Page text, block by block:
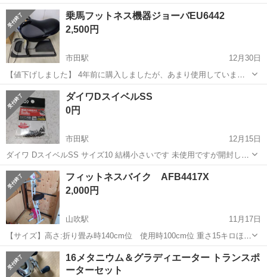
のになりますのでプラスチックの劣化はあると思います。 取引後、ノ
ークレームノーリターンでお願いします。
長野 下伊那郡 伊那大島駅 その他
乗馬フットネス機器ジョーバEU6442
2,500円
市田駅
12月30日
【値下げしました】 4年前に購入しましたが、あまり使用していませ
ん。 ゆれるだけで、燃焼ボディ ・シートが前後に傾斜して、痩せたい
所を集中シェイプ ・８の字動作で、カラダに無理なくシェイプ 品番・
EU6442 ...
長野 下伊那郡
ジョーバ
ダイワDスイベルSS
0円
市田駅
12月15日
ダイワ DスイベルSS サイズ10 結構小さいです 未使用ですが開封した
時にこぼれて少し数が少ないかもです
長野 下伊那郡 市田駅 スポーツ ダイワ
フィットネスバイク AFB4417X
2,000円
山吹駅
11月17日
【サイズ】高さ:折り畳み時140cm位 使用時100cm位 重さ15キロほど
【傷などの状態】とくに目立った傷はありません。 【希望取引場所】
自宅または松川町内でしたら配達可能です。 【希望取引日時】平日は
仕事の関係で...
長野 下伊那郡 山吹駅 フィットネス、トレーニング
AFB
16メタニウム＆グラディエーター トランスポ
ーターセット